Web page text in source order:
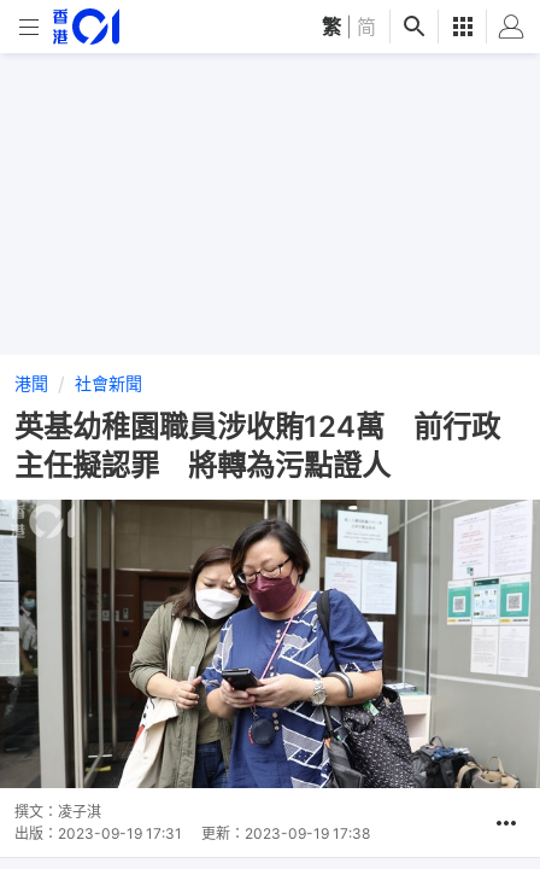
繁 简
港聞 社會新聞
英基幼稚園職員涉收賄124萬 前行政
主任擬認罪 將轉為污點證人
撰文： 凌子淇
出版： 2023-09-19 17:31 更新： 2023-09-19 17:38